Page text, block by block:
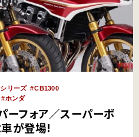
リーズ
CB1300
ホンダ
ーフォア／スーパーボ
が登場!